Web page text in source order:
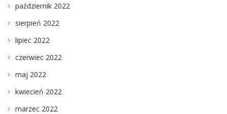
październik 2022
sierpień 2022
lipiec 2022
czerwiec 2022
maj 2022
kwiecień 2022
marzec 2022